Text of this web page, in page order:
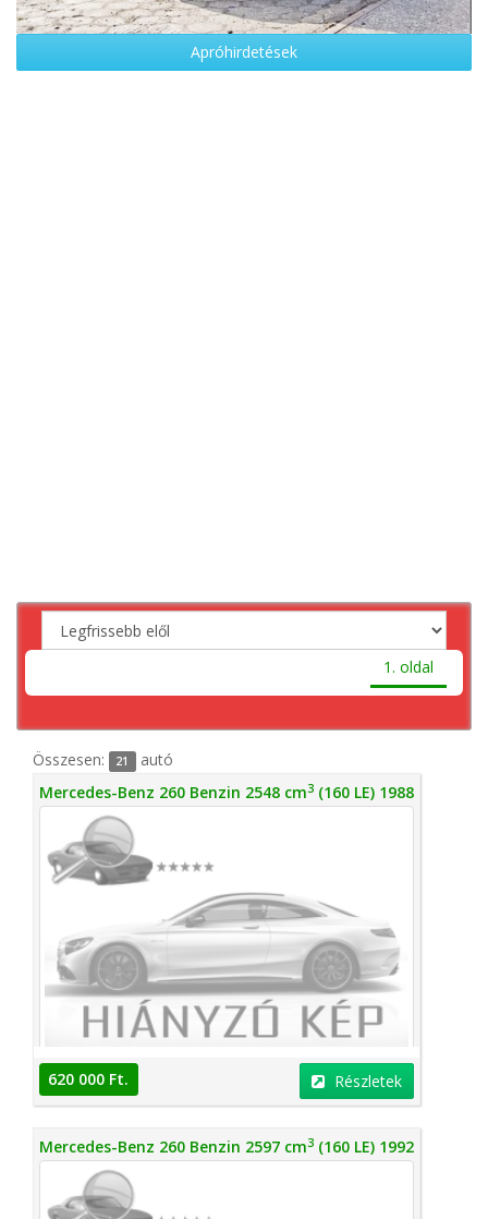
Apróhirdetések
1. oldal
Összesen: 21
autó
Mercedes-Benz 260 Benzin 2548 cm3 (160 LE) 1988
620 000 Ft. Részletek
Mercedes-Benz 260 Benzin 2597 cm3 (160 LE) 1992